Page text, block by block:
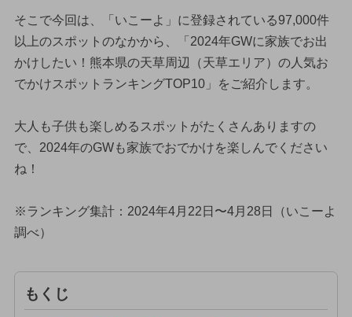
そこで今回は、「いこーよ」に登録されている97,000件
以上のスポットのなかから、「2024年GWに家族でお出
かけしたい！熊本県の天草周辺（天草エリア）の人気お
でかけスポットランキングTOP10」をご紹介します。
大人も子供も楽しめるスポットがたくさんありますの
で、2024年のGWも家族でおでかけを楽しんでください
ね！
※ランキング集計：2024年4月22日〜4月28日（いこーよ
調べ）
もくじ